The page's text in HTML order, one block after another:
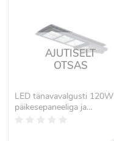
AJUTISELT
OTSAS
LED tänavavalgusti 120W
päikesepaneeliga ja